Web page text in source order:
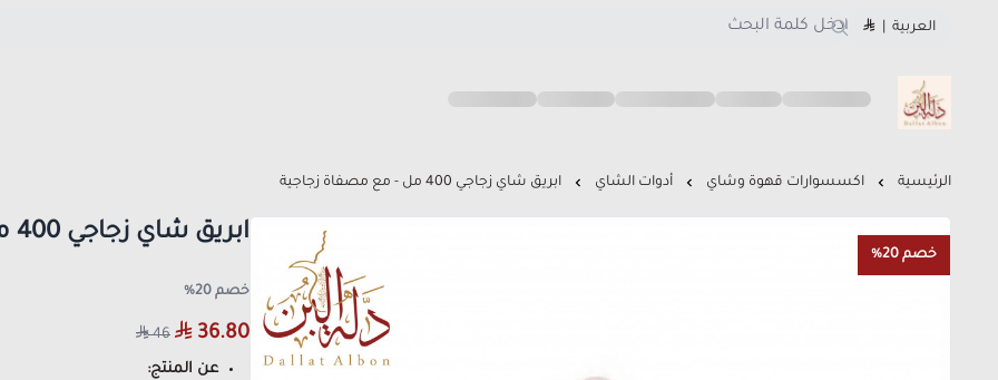
العربية
متجر دلة البن
الرئيسية اكسسوارات قهوة وشاي أدوات الشاي ابريق شاي زجاجي 400 مل - مع مصفاة زجاجية
خصم 20%
ابريق شاي زجاجي 400 مل - مع مصفاة زجاجية
خصم 20%
36.80
46
عن المنتج: